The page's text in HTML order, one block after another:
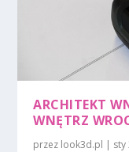
ARCHITEKT
WNĘTRZ
przez look3d.pl | sty